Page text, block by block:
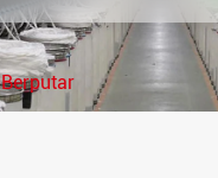
Berputar